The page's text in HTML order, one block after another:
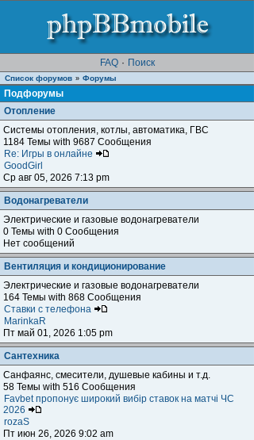
FAQ · Поиск
Список форумов » Форумы
Подфорумы
Отопление
Системы отопления, котлы, автоматика, ГВС
1184 Темы with 9687 Сообщения
Re: Игры в онлайне
GoodGirl
Ср авг 05, 2026 7:13 pm
Водонагреватели
Электрические и газовые водонагреватели
0 Темы with 0 Сообщения
Нет сообщений
Вентиляция и кондиционирование
Электрические и газовые водонагреватели
164 Темы with 868 Сообщения
Ставки с телефона
MarinkaR
Пт май 01, 2026 1:05 pm
Сантехника
Санфаянс, смесители, душевые кабины и т.д.
58 Темы with 516 Сообщения
Favbet пропонує широкий вибір ставок на матчі ЧС
2026
rozaS
Пт июн 26, 2026 9:02 am